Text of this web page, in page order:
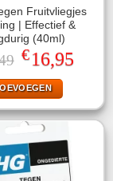
Fruitvliegjes
| Effectief &
(40ml)
Oorspronkelijke
prijs
was:
€33,49.
€16,95Huidige
prijs